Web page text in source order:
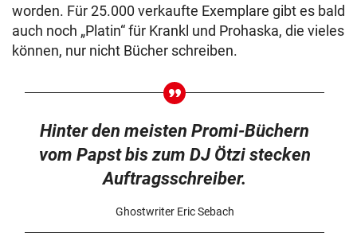
worden. Für 25.000 verkaufte Exemplare gibt es bald
auch noch „Platin“ für Krankl und Prohaska, die vieles
können, nur nicht Bücher schreiben.
Hinter den meisten Promi-Büchern
vom Papst bis zum DJ Ötzi stecken
Auftragsschreiber.
Ghostwriter Eric Sebach